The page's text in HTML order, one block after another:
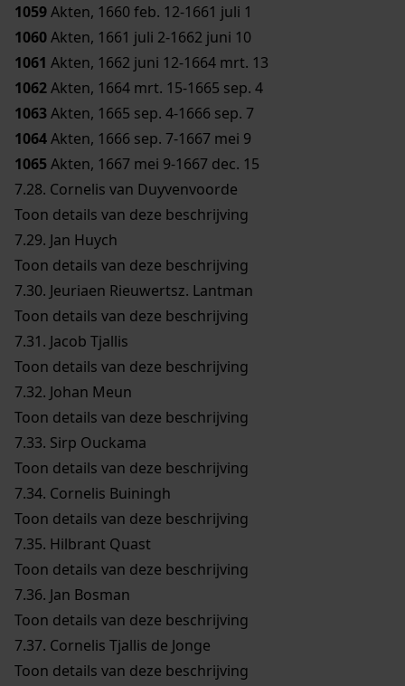
1059Akten, 1660 feb. 12-1661 juli 1
1060Akten, 1661 juli 2-1662 juni 10
1061 Akten, 1662 juni 12-1664 mrt. 13
1062Akten, 1664 mrt. 15-1665 sep. 4
1063Akten, 1665 sep. 4-1666 sep. 7
1064Akten, 1666 sep. 7-1667 mei 9
1065Akten, 1667 mei 9-1667 dec. 15
7.28. Cornelis van Duyvenvoorde
Toon details van deze beschrijving
7.29. Jan Huych
Toon details van deze beschrijving
7.30. Jeuriaen Rieuwertsz. Lantman
Toon details van deze beschrijving
7.31. Jacob Tjallis
Toon details van deze beschrijving
7.32. Johan Meun
Toon details van deze beschrijving
7.33. Sirp Ouckama
Toon details van deze beschrijving
7.34. Cornelis Buiningh
Toon details van deze beschrijving
7.35. Hilbrant Quast
Toon details van deze beschrijving
7.36. Jan Bosman
Toon details van deze beschrijving
7.37. Cornelis Tjallis de Jonge
Toon details van deze beschrijving